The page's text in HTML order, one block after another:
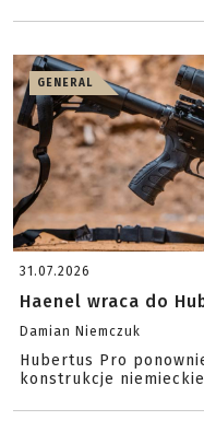
GENERAL
31.07.2026
Haenel wraca do
Damian Niemczuk
Hubertus Pro
konstrukcje